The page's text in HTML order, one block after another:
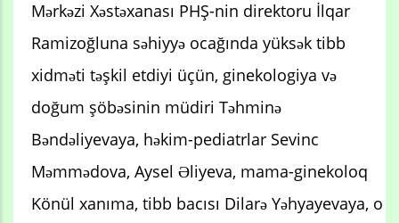
Mərkəzi Xəstəxanası PHŞ-nin direktoru İlqar
Ramizoğluna səhiyyə ocağında yüksək tibb
xidməti təşkil etdiyi üçün, ginekologiya və
doğum şöbəsinin müdiri Təhminə
Bəndəliyevaya, həkim-pediatrlar Sevinc
Məmmədova, Aysel Əliyeva, mama-ginekoloq
Könül xanıma, tibb bacısı Dilarə Yəhyayevaya, o